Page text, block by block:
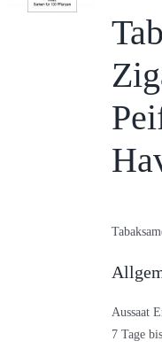
Aussaat
7 Tage